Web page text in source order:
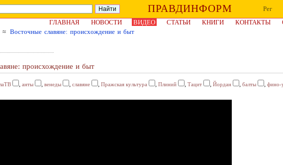
ПРАВДИНФОРМ
Рег
ГЛАВНАЯ
НОВОСТИ ВИДЕО СТАТЬИ КНИГИ КОНТАКТЫ
≈ Восточные славяне: происхождение и быт
происхождение и быт
, анты , венеды , славяне , Пражская культура , Плиний , Тацит , Йордан , балты , фино-